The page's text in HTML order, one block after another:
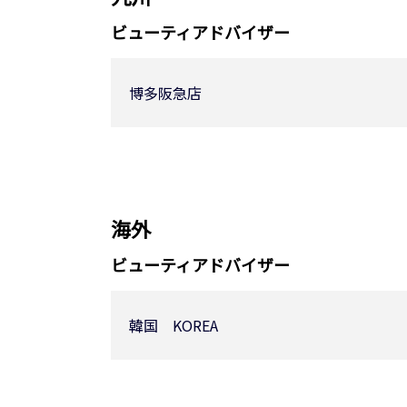
ビューティアドバイザー
博多阪急店
海外
ビューティアドバイザー
韓国 KOREA